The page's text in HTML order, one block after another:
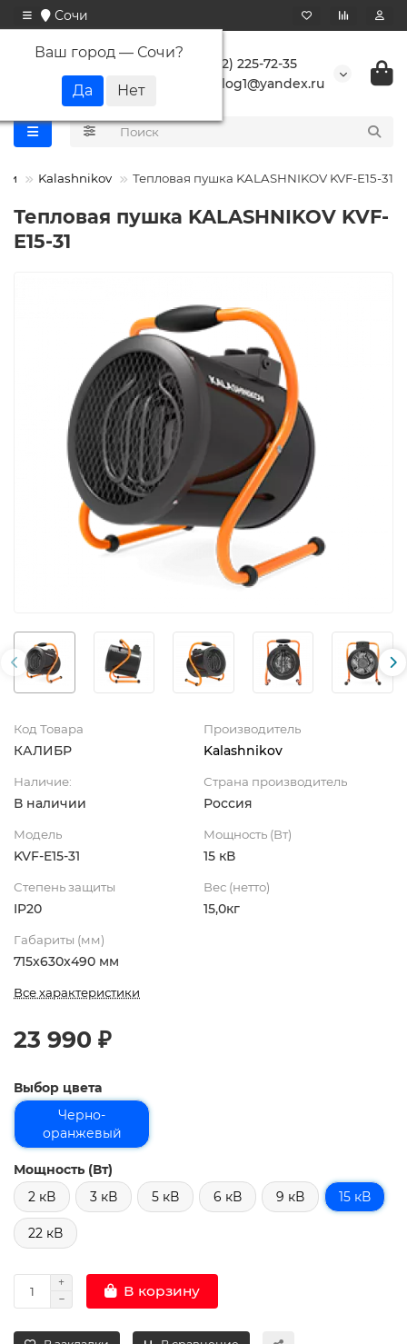
Сочи
Ваш город — Сочи?
+7 (862) 225-72-35
buranlog1@yandex.ru
Kalashnikov Тепловая пушка KALASHNIKOV KVF-E15-31
Тепловая пушка KALASHNIKOV KVF-
E15-31
Код Товара
КАЛИБР
Производитель
Kalashnikov
Наличие:
В наличии
Страна производитель
Россия
Модель
KVF-E15-31
Мощность (Вт)
15 кВ
Степень защиты
IP20
Вес (нетто)
15,0кг
Габариты (мм)
715x630x490 мм
Все характеристики
23 990 ₽
Выбор цвета
Черно-
оранжевый
Мощность (Вт)
2 кВ
3 кВ 5 кВ 6 кВ 9 кВ 15 кВ
22 кВ
В корзину